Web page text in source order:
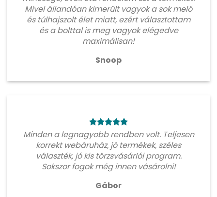
Mivel állandóan kimerült vagyok a sok meló
és túlhajszolt élet miatt, ezért választottam
és a bolttal is meg vagyok elégedve
maximálisan!
Snoop
Minden a legnagyobb rendben volt. Teljesen
korrekt webáruház, jó termékek, széles
választék, jó kis törzsvásárlói program.
Sokszor fogok még innen vásárolni!
Gábor